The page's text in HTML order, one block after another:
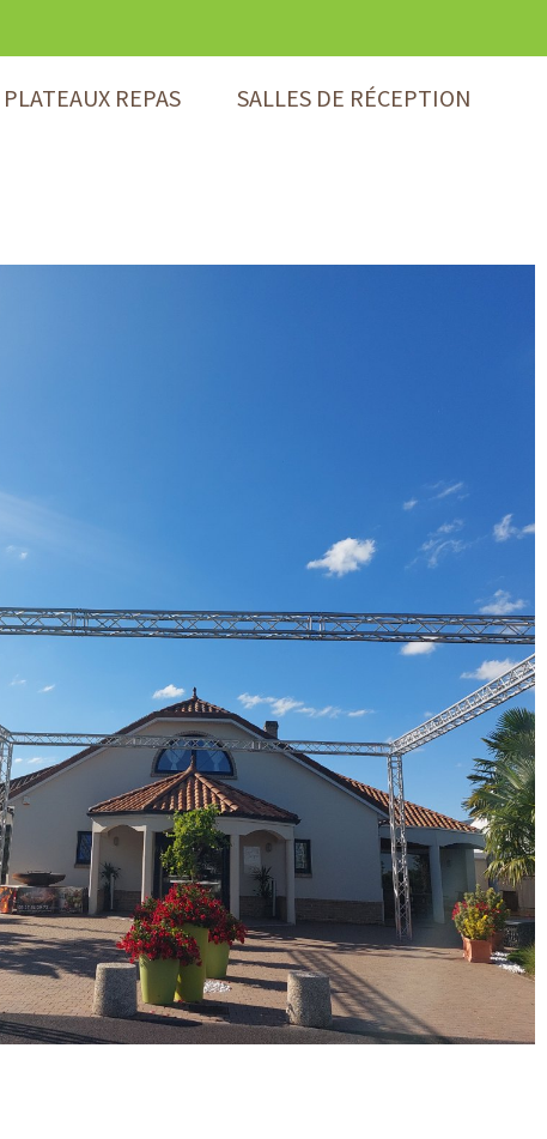
PLATEAUX REPAS
SALLES DE RÉCEPTION